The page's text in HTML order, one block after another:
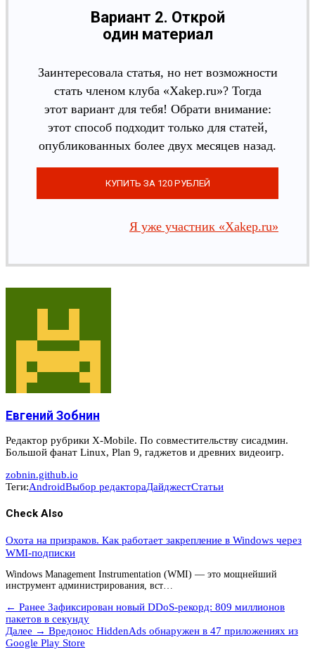
Вариант 2. Открой
один материал
Заинтересовала статья, но нет возможности
стать членом клуба «Xakep.ru»? Тогда
этот вариант для тебя! Обрати внимание:
этот способ подходит только для статей,
опубликованных более двух месяцев назад.
Я уже участник «Xakep.ru»
Евгений Зобнин
Редактор рубрики X-Mobile. По совместительству сисадмин.
Большой фанат Linux, Plan 9, гаджетов и древних видеоигр.
zobnin.github.io
Теги:AndroidВыбор редактораДайджестСтатьи
Check Also
Охота на призраков. Как работает закрепление в Windows через
WMI-подписки
Windows Management Instrumentation (WMI) — это мощнейший
инструмент администрирования, вст…
← Ранее Зафиксирован новый DDoS-рекорд: 809 миллионов
пакетов в секунду
Далее → Вредонос HiddenAds обнаружен в 47 приложениях из
Google Play Store